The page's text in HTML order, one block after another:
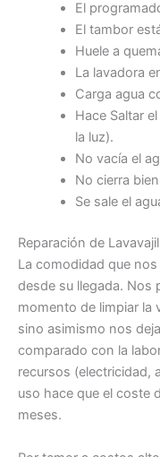
El
El tambor
Huele a
La lavadora
Carga agua
Hace Saltar
la luz).
No vacía el
No cierra
Se sale el
Reparación de
La comodidad que
desde su llegada. Nos
momento de limpiar la
sino asimismo nos
comparado con la
recursos (electricidad,
uso hace que el coste
meses.